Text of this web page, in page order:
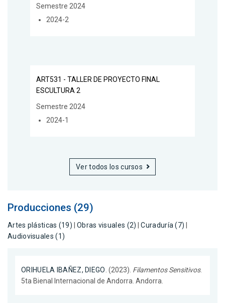
Semestre 2024
2024-2
ART531 - TALLER DE PROYECTO FINAL
ESCULTURA 2
Semestre 2024
2024-1
Ver todos los cursos
Producciones (29)
Artes plásticas (19) Obras visuales (2) |Curaduría (7)
Audiovisuales (1)
ORIHUELA IBAÑEZ, DIEGO . (2023). Filamentos Sensitivos.
5ta Bienal Internacional de Andorra. Andorra.